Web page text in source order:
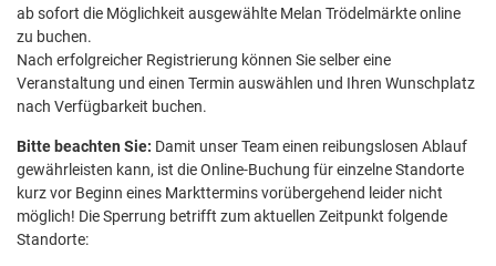
ab sofort die Möglichkeit ausgewählte Melan Trödelmärkte online
zu buchen.
Nach erfolgreicher Registrierung können Sie selber eine
Veranstaltung und einen Termin auswählen und Ihren Wunschplatz
nach Verfügbarkeit buchen.
Bitte beachten Sie: Damit unser Team einen reibungslosen Ablauf
gewährleisten kann, ist die Online-Buchung für einzelne Standorte
kurz vor Beginn eines Markttermins vorübergehend leider nicht
möglich! Die Sperrung betrifft zum aktuellen Zeitpunkt folgende
Standorte: